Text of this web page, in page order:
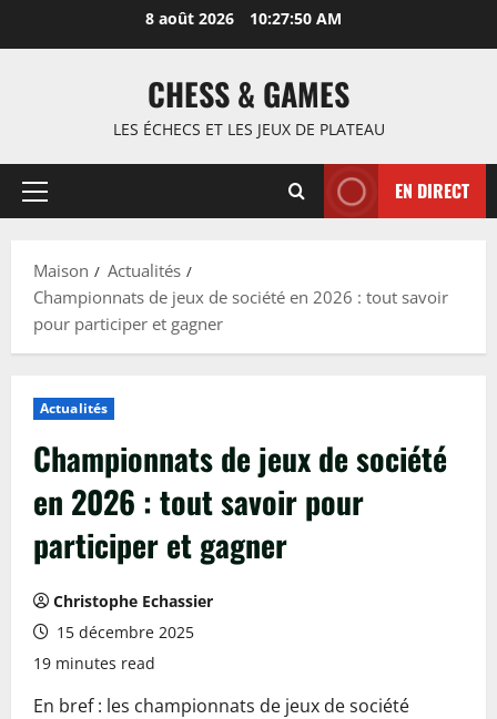
8 août 2026 10:27:51 AM
CHESS & GAMES
LES ÉCHECS ET LES JEUX DE PLATEAU
Menu
EN DIRECT
Maison
Actualités
Championnats de jeux de société en 2026 : tout savoir
pour participer et gagner
Actualités
Championnats de jeux de société
en 2026 : tout savoir pour
participer et gagner
Christophe Echassier
15 décembre 2025
19 minutes read
En bref : les championnats de jeux de société